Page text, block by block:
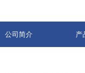
公司简介 产